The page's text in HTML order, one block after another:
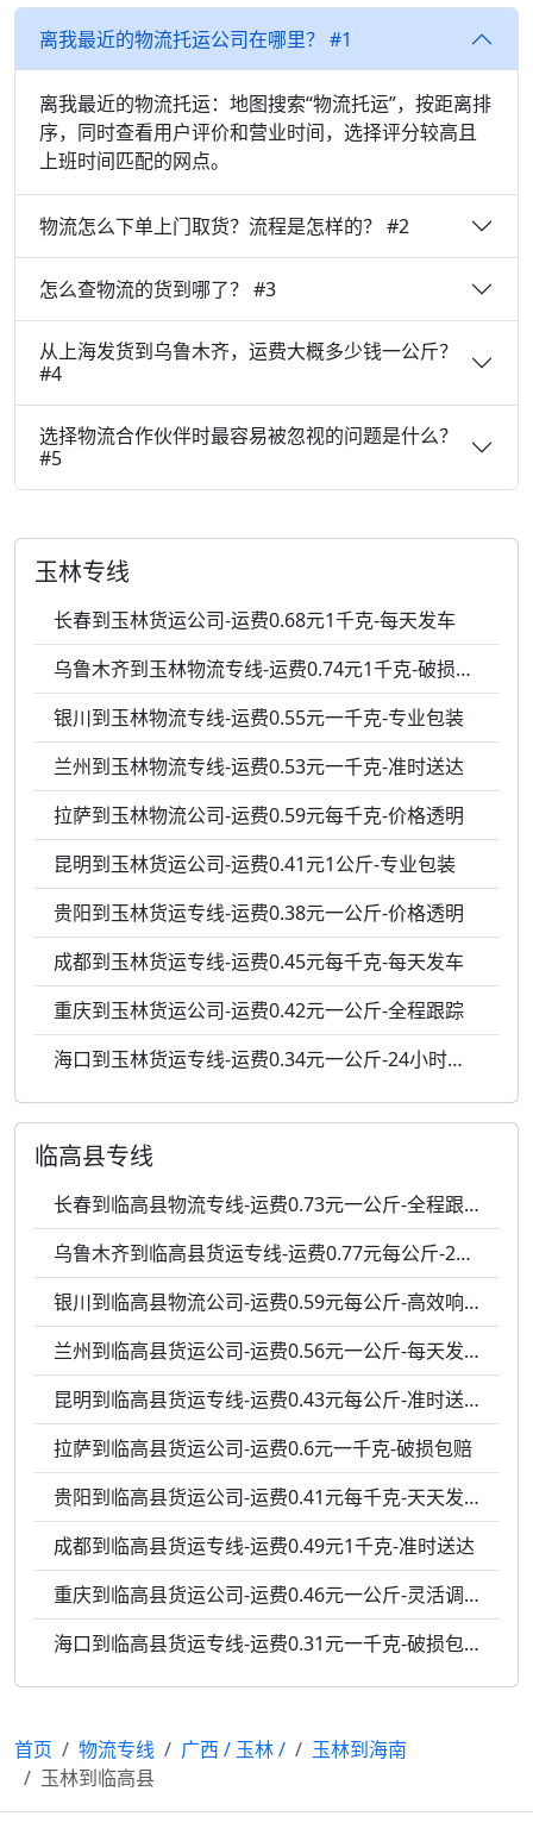
离我最近的物流托运公司在哪里？ #1
离我最近的物流托运：地图搜索“物流托运”，按距离排
序，同时查看用户评价和营业时间，选择评分较高且
上班时间匹配的网点。
物流怎么下单上门取货？流程是怎样的？ #2
怎么查物流的货到哪了？ #3
从上海发货到乌鲁木齐，运费大概多少钱一公斤？
#4
选择物流合作伙伴时最容易被忽视的问题是什么？
#5
玉林专线
长春到玉林货运公司-运费0.68元1千克-每天发车
乌鲁木齐到玉林物流专线-运费0.74元1千克-破损包赔
银川到玉林物流专线-运费0.55元一千克-专业包装
兰州到玉林物流专线-运费0.53元一千克-准时送达
拉萨到玉林物流公司-运费0.59元每千克-价格透明
昆明到玉林货运公司-运费0.41元1公斤-专业包装
贵阳到玉林货运专线-运费0.38元一公斤-价格透明
成都到玉林货运专线-运费0.45元每千克-每天发车
重庆到玉林货运公司-运费0.42元一公斤-全程跟踪
海口到玉林货运专线-运费0.34元一公斤-24小时服务
临高县专线
长春到临高县物流专线-运费0.73元一公斤-全程跟踪
乌鲁木齐到临高县货运专线-运费0.77元每公斤-24小时服务
银川到临高县物流公司-运费0.59元每公斤-高效响应
兰州到临高县货运公司-运费0.56元一公斤-每天发车
昆明到临高县货运专线-运费0.43元每公斤-准时送达
拉萨到临高县货运公司-运费0.6元一千克-破损包赔
贵阳到临高县货运公司-运费0.41元每千克-天天发车
成都到临高县货运专线-运费0.49元1千克-准时送达
重庆到临高县货运公司-运费0.46元一公斤-灵活调度
海口到临高县货运专线-运费0.31元一千克-破损包赔
首页 物流专线 广西 / 玉林/
玉林到海南
玉林到临高县